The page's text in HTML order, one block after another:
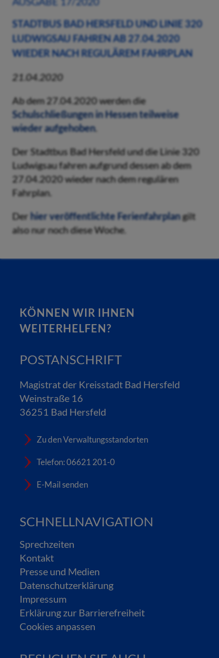
STADTBUS BAD HERSFELD UND LINIE 320
LUDWIGSAU FAHREN AB 27.04.2020
WIEDER NACH REGULÄREM FAHRPLAN
21.04.2020
Ab dem 27.04.2020 werden die
Schulschließungen in Hessen teilweise
wieder aufgehoben.
Der Stadtbus Bad Hersfeld und die Linie 320
Ludwigsau fahren aufgrund dessen ab dem
27.04.2020 wieder nach dem regulären
Fahrplan.
Der hier veröffentlichte Ferienfahrplangilt
also nur noch diese Woche.
KÖNNEN WIR IHNEN
WEITERHELFEN?
POSTANSCHRIFT
Magistrat der Kreisstadt Bad Hersfeld
Weinstraße 16
36251 Bad Hersfeld
Zu den Verwaltungsstandorten
Telefon: 06621 201-0
E-Mail senden
SCHNELLNAVIGATION
Sprechzeiten
Kontakt
Presse und Medien
Datenschutzerklärung
Impressum
Erklärung zur Barrierefreiheit
Cookies anpassen